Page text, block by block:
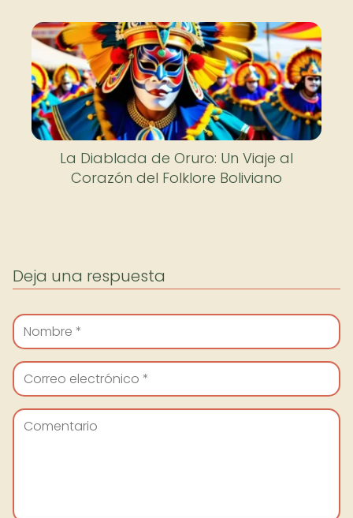
La Diablada de Oruro: Un Viaje al
Corazón del Folklore Boliviano
Deja una respuesta